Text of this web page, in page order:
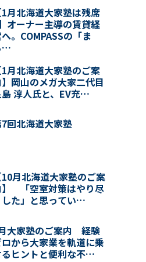
1月北海道大家塾は残席
オーナー主導の賃貸経
。COMPASSの「ま
…
1月北海道大家塾のご案
岡山のメガ大家二代目
淳人氏と、EV充…
回北海道大家塾
10月北海道大家塾のご案
】 「空室対策はやり尽
した」と思ってい…
大家塾のご案内 経験
から大家業を軌道に乗
ヒントと便利な不…